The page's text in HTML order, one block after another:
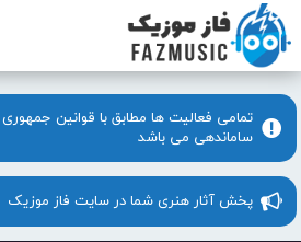
تمامی فعالیت ها مطابق با قوانین
ساماندهی می باشد
پخش آثار هنری شما در سایت فاز موزیک